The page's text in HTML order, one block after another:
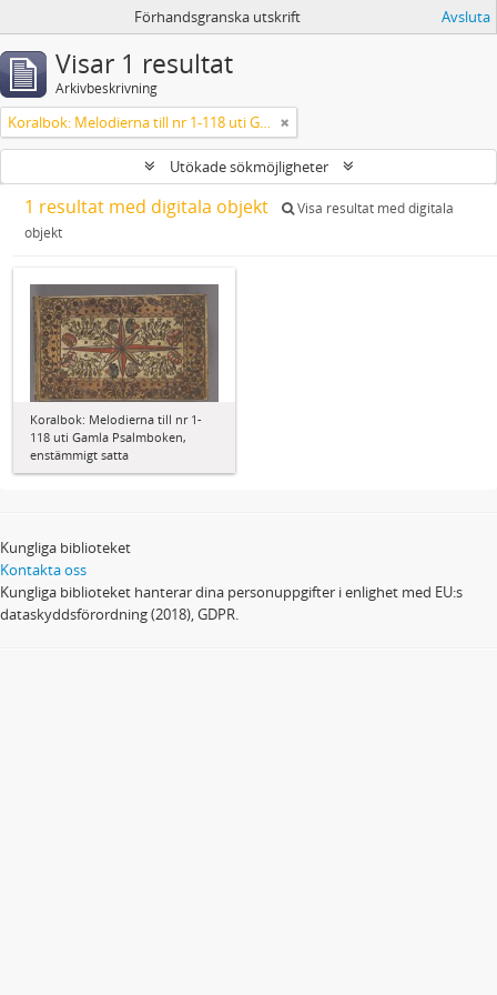
Förhandsgranska utskrift Avsluta
Visar 1 resultat
Arkivbeskrivning
Koralbok: Melodierna till nr 1-118 uti Gamla Psalmboken, enstämmigt satta
Utökade sökmöjligheter
1 resultat med digitala objekt
Visa resultat med digitala
objekt
Koralbok: Melodierna till nr 1-
118 uti Gamla Psalmboken,
enstämmigt satta
Kungliga biblioteket
Kontakta oss
Kungliga biblioteket hanterar dina personuppgifter i enlighet med EU:s
dataskyddsförordning (2018), GDPR.